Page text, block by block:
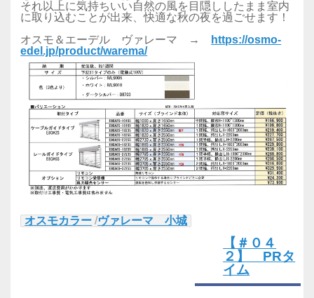
それ以上に気持ちいい自然の風を目隠ししたまま室内
に取り込むことが出来、快適な秋の夜を過ごせます！
オスモ＆エーデル ヴァレーマ →
https://osmo-
edel.jp/product/warema/
オスモカラー /ヴァレーマ 小城
【＃０４
２】 PRタ
イム